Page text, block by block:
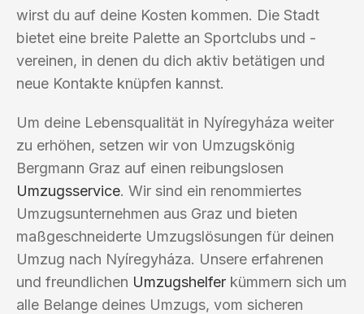
wirst du auf deine Kosten kommen. Die Stadt
bietet eine breite Palette an Sportclubs und -
vereinen, in denen du dich aktiv betätigen und
neue Kontakte knüpfen kannst.
Um deine Lebensqualität in Nyíregyháza weiter
zu erhöhen, setzen wir von Umzugskönig
Bergmann Graz auf einen reibungslosen
Umzugsservice. Wir sind ein renommiertes
Umzugsunternehmen aus Graz und bieten
maßgeschneiderte Umzugslösungen für deinen
Umzug nach Nyíregyháza. Unsere erfahrenen
und freundlichen Umzugshelfer kümmern sich um
alle Belange deines Umzugs, vom sicheren